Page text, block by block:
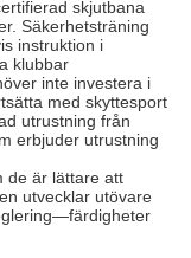
skjutbana
Säkerhetsträning
instruktion i
klubbar
inte investera i
med skyttesport
utrustning från
erbjuder utrustning
de är lättare att
utvecklar utövare